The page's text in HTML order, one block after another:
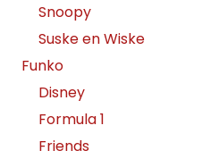
Snoopy
Suske en Wiske
Funko
Disney
Formula 1
Friends